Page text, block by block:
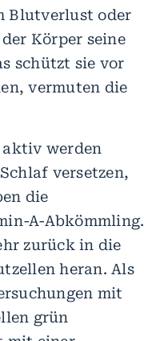
Blutverlust oder
Körper seine
schützt sie vor
vermuten die
aktiv werden
versetzen,
die
A-Abkömmling.
zurück in die
heran. Als
mit
grün